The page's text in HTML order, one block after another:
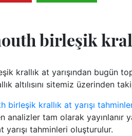
birleşik
krallık at yarışından bugün
altılısını sitemiz üzerinden
birleşik krallık at yarışı
analizler tam olarak
yarışı tahminleri oluşturulur.